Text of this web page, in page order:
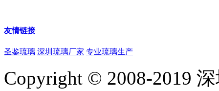
友情链接
圣鉴琉璃 深圳琉璃厂家 专业琉璃生产
Copyright © 2008-2019